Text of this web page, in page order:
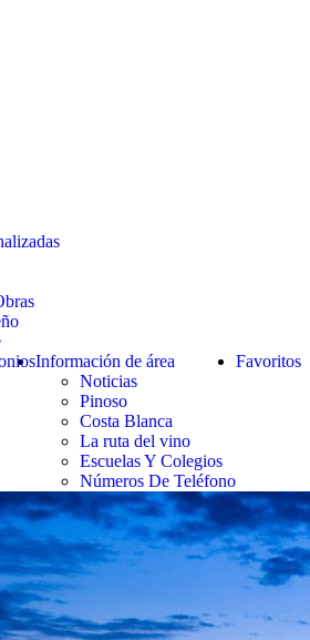
Favoritos
Información de área
Noticias
Pinoso
Costa Blanca
La ruta del vino
Escuelas Y Colegios
Números De Teléfono